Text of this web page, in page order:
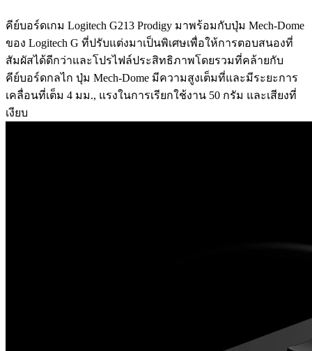
คีย์บอร์ดเกม Logitech G213 Prodigy มาพร้อมกับปุ่ม Mech-Dome
ของ Logitech G ที่ปรับแต่งมาเป็นพิเศษเพื่อให้การตอบสนองที่
สัมผัสได้ดีกว่าและโปรไฟล์ประสิทธิภาพโดยรวมที่คล้ายกับ
คีย์บอร์ดกลไก ปุ่ม Mech-Dome มีความสูงเต็มที่และมีระยะการ
เคลื่อนที่เต็ม 4 มม., แรงในการเรียกใช้งาน 50 กรัม และเสียงที่
เงียบ